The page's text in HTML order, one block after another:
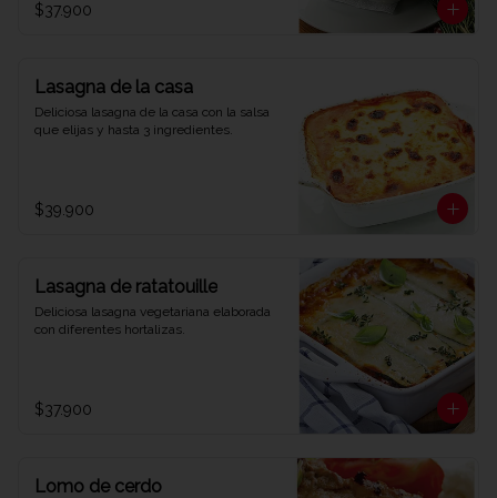
$37.900
Lasagna de la casa
Deliciosa lasagna de la casa con la salsa
que elijas y hasta 3 ingredientes.
$39.900
Lasagna de ratatouille
Deliciosa lasagna vegetariana elaborada
con diferentes hortalizas.
$37.900
Lomo de cerdo